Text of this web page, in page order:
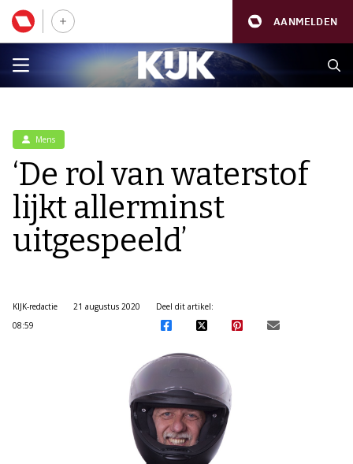
AANMELDEN
Mens
‘De rol van waterstof
lijkt allerminst
uitgespeeld’
KIJK-redactie
21 augustus 2020
08:59
Deel dit artikel: